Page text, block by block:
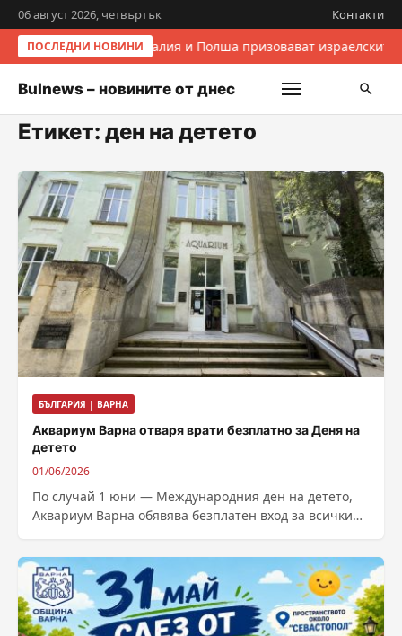
06 август 2026, четвъртък Контакти
ПОСЛЕДНИ НОВИНИИталия и Полша призовават
Bulnews – новините от днес
Етикет: ден на детето
БЪЛГАРИЯ | ВАРНА
Аквариум Варна отваря врати безплатно за Деня на
детето
01/06/2026
По случай 1 юни — Международния ден на детето,
Аквариум Варна обявява безплатен вход за всички